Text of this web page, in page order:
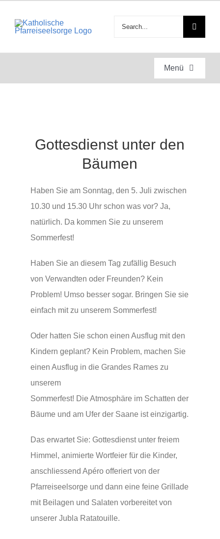
Inhalt
Suche
Menü
Anlässe
Engagement
Lebensstationen
Predigten
Bilder
Videos
grösseres
Gottesdienst unter den
Bäumen
Haben Sie am Sonntag, den 5. Juli zwischen
10.30 und 15.30 Uhr schon was vor? Ja,
natürlich. Da kommen Sie zu unserem
Sommerfest!
Haben Sie an diesem Tag zufällig Besuch
von Verwandten oder Freunden? Kein
Problem! Umso besser sogar. Bringen Sie sie
einfach mit zu unserem Sommerfest!
Oder hatten Sie schon einen Ausflug mit den
Kindern geplant? Kein Problem, machen Sie
einen Ausflug in die Grandes Rames zu
unserem
Sommerfest! Die Atmosphäre im Schatten der
Bäume und am Ufer der Saane ist einzigartig.
Das erwartet Sie: Gottesdienst unter freiem
Himmel, animierte Wortfeier für die Kinder,
anschliessend Apéro offeriert von der
Pfarreiseelsorge und dann eine feine Grillade
mit Beilagen und Salaten vorbereitet von
unserer Jubla Ratatouille.